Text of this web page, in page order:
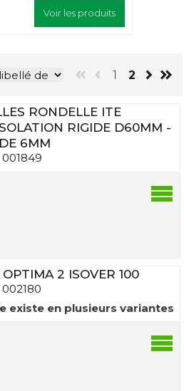
Voir les produits
1 2
RONDELLE ITE
RIGIDE D60MM -
6MM
001849
2 ISOVER 100
002180
existe en plusieurs variantes